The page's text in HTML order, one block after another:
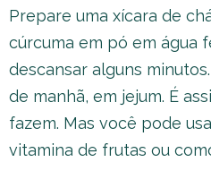
Prepare uma xícara de
cúrcuma em pó em água
descansar alguns
de manhã, em jejum. É
fazem. Mas você pode
vitamina de frutas ou